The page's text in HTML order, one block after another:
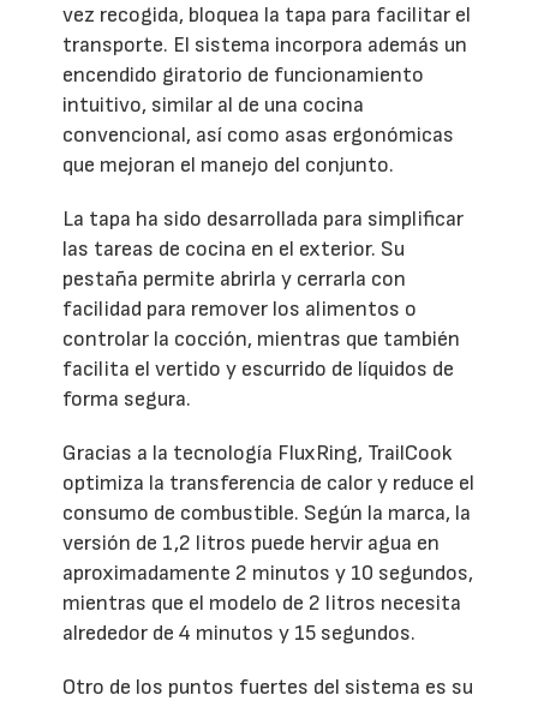
vez recogida, bloquea la tapa para facilitar el
transporte. El sistema incorpora además un
encendido giratorio de funcionamiento
intuitivo, similar al de una cocina
convencional, así como asas ergonómicas
que mejoran el manejo del conjunto.
La tapa ha sido desarrollada para simplificar
las tareas de cocina en el exterior. Su
pestaña permite abrirla y cerrarla con
facilidad para remover los alimentos o
controlar la cocción, mientras que también
facilita el vertido y escurrido de líquidos de
forma segura.
Gracias a la tecnología FluxRing, TrailCook
optimiza la transferencia de calor y reduce el
consumo de combustible. Según la marca, la
versión de 1,2 litros puede hervir agua en
aproximadamente 2 minutos y 10 segundos,
mientras que el modelo de 2 litros necesita
alrededor de 4 minutos y 15 segundos.
Otro de los puntos fuertes del sistema es su